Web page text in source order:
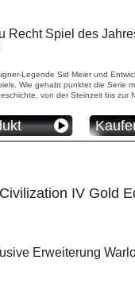
Recht Spiel des
Legende Sid Meier und
Wie gehabt punktet die Serie
von der Steinzeit bis zur
Civilization IV Gold
Erweiterung